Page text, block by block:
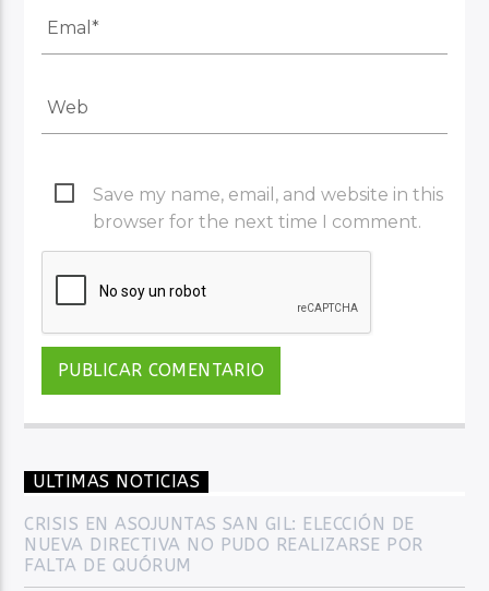
Save my name, email, and website in this
browser for the next time I comment.
ULTIMAS NOTICIAS
CRISIS EN ASOJUNTAS SAN GIL: ELECCIÓN DE
NUEVA DIRECTIVA NO PUDO REALIZARSE POR
FALTA DE QUÓRUM